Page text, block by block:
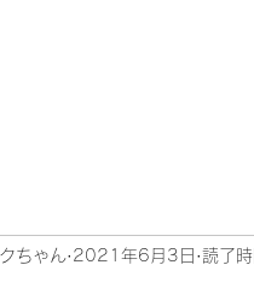
ちゃん 2021年6月3日 読了